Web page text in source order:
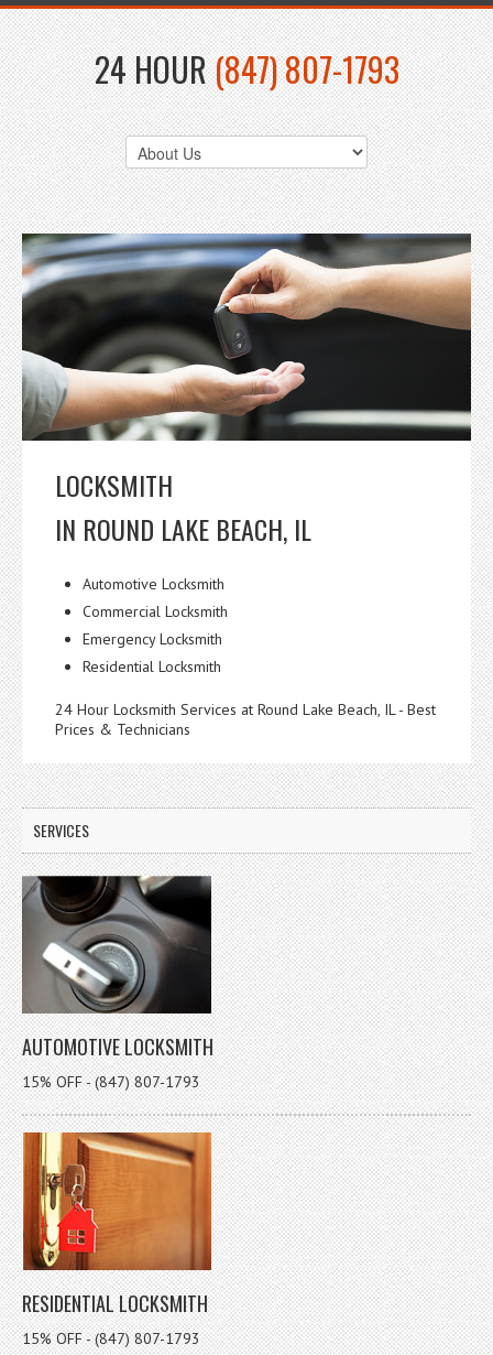
24 HOUR(847) 807-1793
LOCKSMITH
IN ROUND LAKE BEACH, IL
Automotive Locksmith
Commercial Locksmith
Emergency Locksmith
Residential Locksmith
24 Hour Locksmith Services at Round Lake Beach, IL - Best
Prices & Technicians
SERVICES
AUTOMOTIVE LOCKSMITH
15% OFF - (847) 807-1793
RESIDENTIAL LOCKSMITH
15% OFF - (847) 807-1793